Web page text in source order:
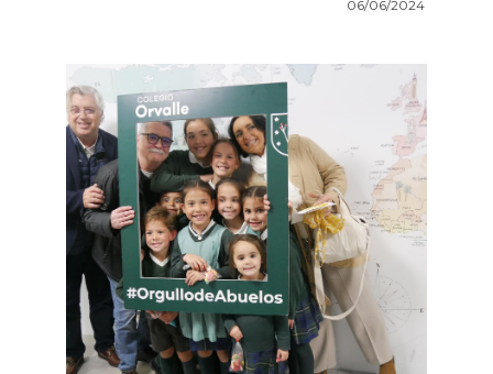
06/06/2024